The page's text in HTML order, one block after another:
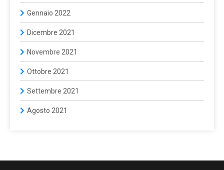
Gennaio 2022
Dicembre 2021
Novembre 2021
Ottobre 2021
Settembre 2021
Agosto 2021